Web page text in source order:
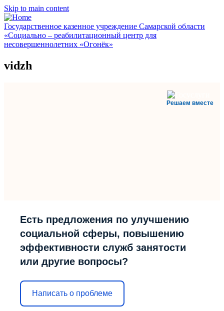
Skip to main content
Государственное казенное учреждение Самарской области
«Социально – реабилитационный центр для
несовершеннолетних «Огонёк»
vidzh
Решаем вместе
Есть предложения по улучшению
социальной сферы, повышению
эффективности служб занятости
или другие вопросы?
Написать о проблеме